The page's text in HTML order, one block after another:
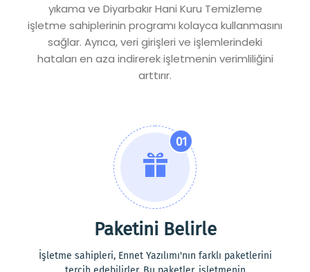
yıkama ve Diyarbakır Hani Kuru Temizleme
işletme sahiplerinin programı kolayca kullanmasını
sağlar. Ayrıca, veri girişleri ve işlemlerindeki
hataları en aza indirerek işletmenin verimliliğini
arttırır.
01
Paketini Belirle
İşletme sahipleri, Ennet Yazılımı'nın farklı paketlerini